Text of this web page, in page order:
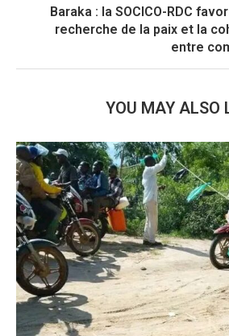
Baraka : la SOCICO-RDC
recherche de la paix et la
entre
YOU MAY ALSO